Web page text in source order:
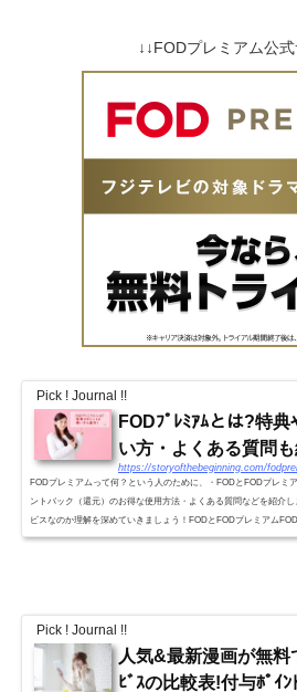
↓↓FODプレミアム公式
Pick ! Journal !!
FODﾌﾟﾚﾐｱﾑとは?特
い方・よくある質問
https://storyofthebeginning.com/
FODプレミアムって何？という人のために、・FODとFODプレミ
ントバック（還元）のお得な使用方法・よくある質問などを紹介
ビスなのか理解を深めていきましょう！FODとFODプレミアムFOD
Pick ! Journal !!
人気&最新漫画が無料
ﾋﾞｽの比較表!付与ﾎﾟｲﾝ